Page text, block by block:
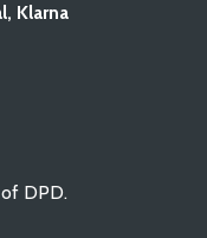
Klarna
DPD.